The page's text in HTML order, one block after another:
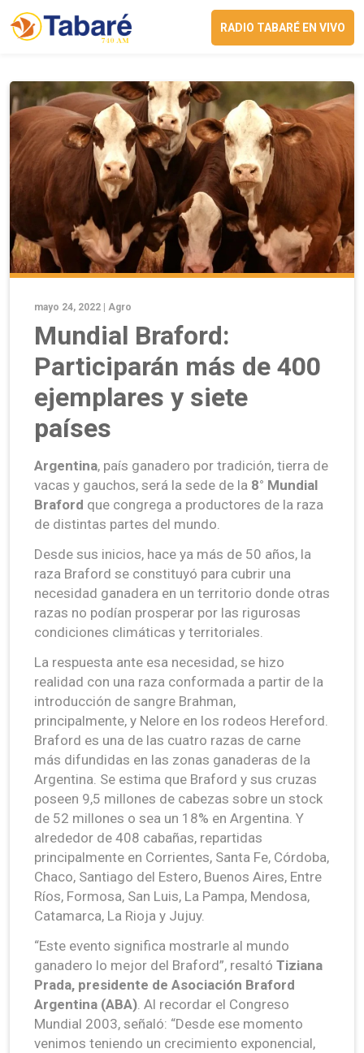
RADIO TABARÉ EN VIVO
mayo 24, 2022 | Agro
Mundial Braford:
Participarán más de 400
ejemplares y siete
países
Argentina, país ganadero por tradición, tierra de
vacas y gauchos, será la sede de la 8° Mundial
Braford que congrega a productores de la raza
de distintas partes del mundo.
Desde sus inicios, hace ya más de 50 años, la
raza Braford se constituyó para cubrir una
necesidad ganadera en un territorio donde otras
razas no podían prosperar por las rigurosas
condiciones climáticas y territoriales.
La respuesta ante esa necesidad, se hizo
realidad con una raza conformada a partir de la
introducción de sangre Brahman,
principalmente, y Nelore en los rodeos Hereford.
Braford es una de las cuatro razas de carne
más difundidas en las zonas ganaderas de la
Argentina. Se estima que Braford y sus cruzas
poseen 9,5 millones de cabezas sobre un stock
de 52 millones o sea un 18% en Argentina. Y
alrededor de 408 cabañas, repartidas
principalmente en Corrientes, Santa Fe, Córdoba,
Chaco, Santiago del Estero, Buenos Aires, Entre
Ríos, Formosa, San Luis, La Pampa, Mendosa,
Catamarca, La Rioja y Jujuy.
“Este evento significa mostrarle al mundo
ganadero lo mejor del Braford”, resaltó Tiziana
Prada, presidente de Asociación Braford
Argentina (ABA) . Al recordar el Congreso
Mundial 2003, señaló: “Desde ese momento
venimos teniendo un crecimiento exponencial,